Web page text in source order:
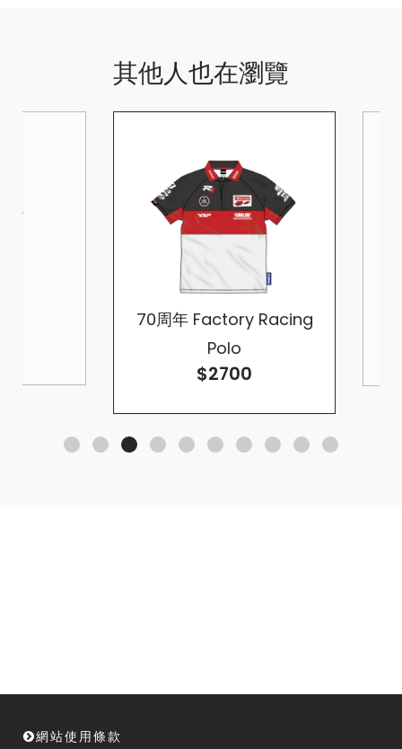
其他人也在瀏覽
70周年 Factory Racing
Polo
$2700
網站使用條款